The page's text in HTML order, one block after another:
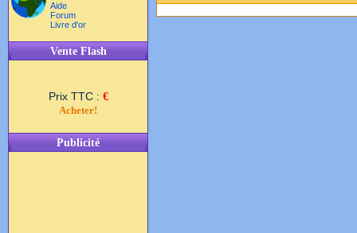
Aide
Forum
Livre d'or
Vente Flash
Prix TTC : €
Acheter!
Publicité